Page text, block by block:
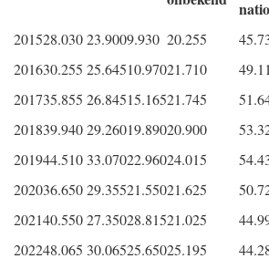
201528.03023.9009.930 20.255
201630.255 25.64510.97021.710
201735.855 26.84515.16521.745
201839.94029.26019.89020.900
201944.510 33.07022.96024.015
202036.65029.35521.55021.625
202140.55027.35028.81521.025
202248.065 30.06525.65025.195